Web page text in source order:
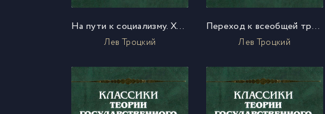
На пути к социализму. Хозяйственное строительство Советской республики (Приложения)
Лев Троцкий
Переход к всеобщей трудовой повинности в связи с милиционной системой (тезисы)
Лев Троцкий